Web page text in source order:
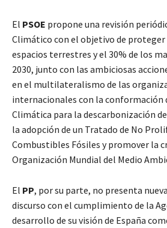
El PSOE propone una revisión
Climático con el objetivo de proteger
espacios terrestres y el 30% de los
2030, junto con las ambiciosas
en el multilateralismo de las
internacionales con la conformación
Climática para la descarbonización
la adopción de un Tratado de No
Combustibles Fósiles y promover la
Organización Mundial del Medio
El PP, por su parte, no presenta
discurso con el cumplimiento de la
desarrollo de su visión de España